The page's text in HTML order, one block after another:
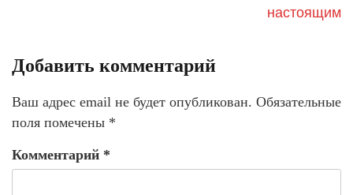
настоящим
Добавить комментарий
Ваш адрес email не будет опубликован. Обязательные
поля помечены *
Комментарий *